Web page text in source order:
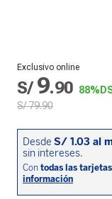
Exclusivo online
S/ 9.90 88%
S/79.90